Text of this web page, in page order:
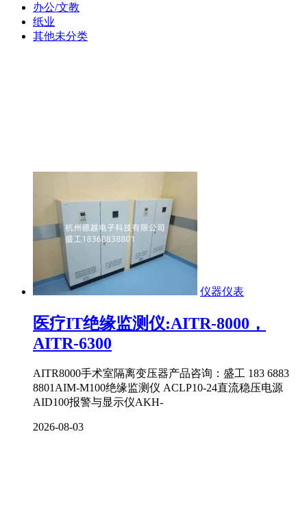
办公/文教
纸业
其他未分类
仪器仪表
医疗IT绝缘监测仪:AITR-8000，
AITR-6300
AITR8000手术室隔离变压器产品咨询：盛工 183 6883
8801AIM-M100绝缘监测仪​ ACLP10-24直流稳压电源​
AID100报警与显示仪​AKH-
2026-08-03